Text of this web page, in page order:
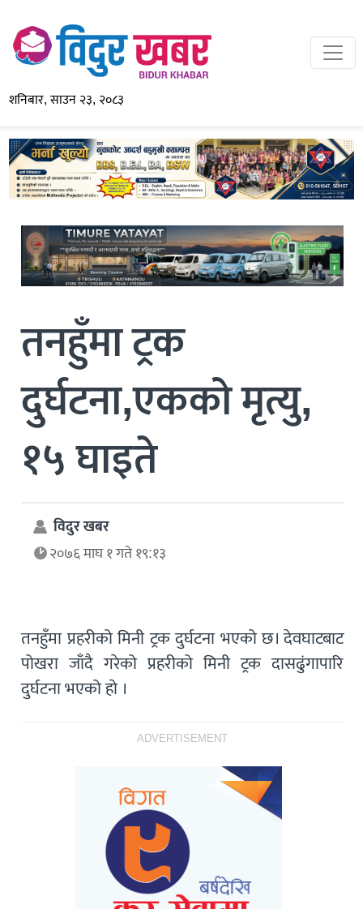
शनिबार, साउन २३, २०८३
तनहुँमा ट्रक
दुर्घटना,एकको मृत्यु,
१५ घाइते
विदुर खबर
२०७६ माघ १ गते १९:१३
तनहुँमा प्रहरीको मिनी ट्रक दुर्घटना भएको छ। देवघाटबाट
पोखरा जाँदै गरेको प्रहरीको मिनी ट्रक दासढुंगापारि
दुर्घटना भएको हाे ।
ADVERTISEMENT